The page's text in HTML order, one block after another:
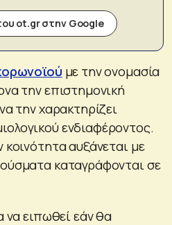
ot.gr στην Google
με την ονομασία
την επιστημονική
την χαρακτηρίζει
ενδιαφέροντος.
αυξάνεται με
καταγράφονται σε
να ειπωθεί εάν θα